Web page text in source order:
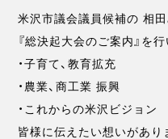
米沢市議会議員候補の 相
『総決起大会のご案内』を行
・子育て、教育拡充
・農業、商工業 振興
・これからの米沢ビジョン
皆様に伝えたい想いがあり